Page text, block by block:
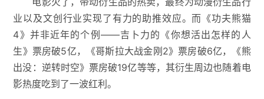
业以及文创行业实现了有力的助推效应。而《功夫熊猫
4》并非近年的个例——吉卜力的《你想活出怎样的人
生》票房破5亿，《哥斯拉大战金刚2》票房破6亿，《熊
出没：逆转时空》票房破19亿等等，其衍生周边也随着电
影热度吃到了一波红利。